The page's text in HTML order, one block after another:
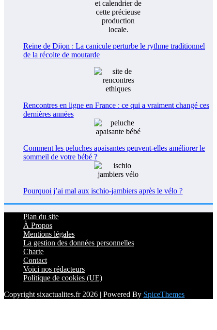
Reine de Dijon : La canicule perturbe le rythme traditionnel
de la récolte de moutarde
Rencontres en ligne en France : ce qui a vraiment changé ces
dernières années
Comment les peluches apaisantes peuvent-elles améliorer le
sommeil de votre bébé ?
Pourquoi j’ai mal aux ischio-jambiers après le vélo ?
Plan du site
À Propos
Mentions légales
La gestion des données personnelles
Charte
Contact
Voici nos rédacteurs
Politique de cookies (UE)
Copyright sixactualites.fr 2026 | Powered By SpiceThemes